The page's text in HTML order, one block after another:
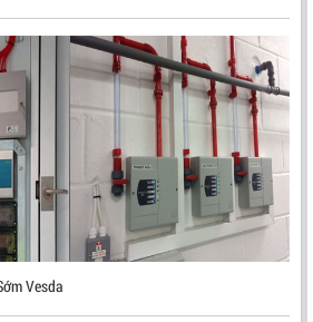
CHỐNG NỔ UV/IR- UX300 –
KOREA
LIÊN HỆ
sản phẩm: UX300
Vesda